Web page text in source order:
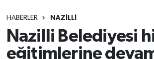
HABERLER NAZİLLİ
Nazilli Belediyesi
eğitimlerine
Tüm Manşetler